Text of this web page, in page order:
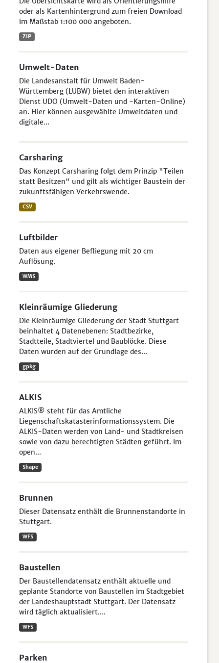
oder als Kartenhintergrund zum freien Download
im Maßstab 1:100 000 angeboten.
ZIP
Umwelt-Daten
Die Landesanstalt für Umwelt Baden-
Württemberg (LUBW) bietet den interaktiven
Dienst UDO (Umwelt-Daten und -Karten-Online)
an. Hier können ausgewählte Umweltdaten und
digitale...
Carsharing
Das Konzept Carsharing folgt dem Prinzip "Teilen
statt Besitzen" und gilt als wichtiger Baustein der
zukunftsfähigen Verkehrswende.
CSV
Luftbilder
Daten aus eigener Befliegung mit 20 cm
Auflösung.
WMS
Kleinräumige Gliederung
Die Kleinräumige Gliederung der Stadt Stuttgart
beinhaltet 4 Datenebenen: Stadtbezirke,
Stadtteile, Stadtviertel und Baublöcke. Diese
Daten wurden auf der Grundlage des...
gpkg
ALKIS
ALKIS® steht für das Amtliche
Liegenschaftskatasterinformationssystem. Die
ALKIS-Daten werden von Land- und Stadtkreisen
sowie von dazu berechtigten Städten geführt. Im
open...
Shape
Brunnen
Dieser Datensatz enthält die Brunnenstandorte in
Stuttgart.
WFS
Baustellen
Der Baustellendatensatz enthält aktuelle und
geplante Standorte von Baustellen im Stadtgebiet
der Landeshauptstadt Stuttgart. Der Datensatz
wird täglich aktualisiert....
WFS
Parken